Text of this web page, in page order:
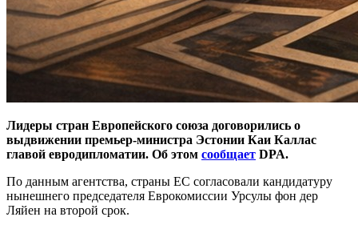
Лидеры стран Европейского союза договорились о
выдвижении премьер-министра Эстонии Каи Каллас
главой евродипломатии. Об этом сообщает DPA.
По данным агентства, страны ЕС согласовали кандидатуру
нынешнего председателя Еврокомиссии Урсулы фон дер
Ляйен на второй срок.